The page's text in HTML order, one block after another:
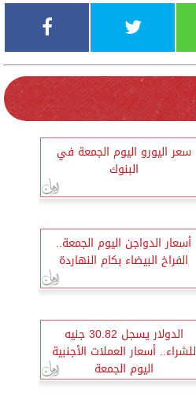
سعر اليورو اليوم الجمعة في
البنوك
أسعار الدواجن اليوم الجمعة..
الفراخ البيضاء بكام النهاردة
الدولار يسجل 30.82 جنيه
للشراء.. أسعار العملات الأجنبية
اليوم الجمعة